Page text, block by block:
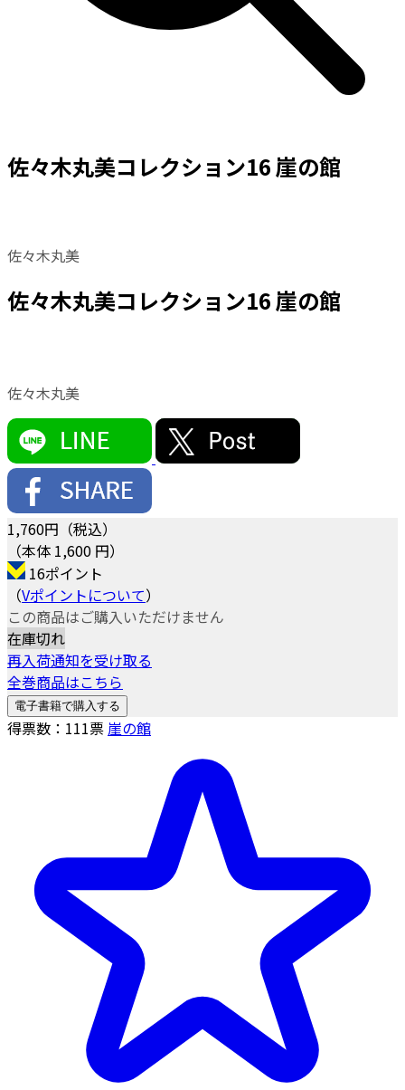
佐々木丸美コレクション16 崖の館
佐々木丸美
佐々木丸美コレクション16 崖の館
佐々木丸美
1,760円（税込）
（本体 1,600 円）
16ポイント
（Vポイントについて）
この商品はご購入いただけません
在庫切れ
再入荷通知を受け取る
全巻商品はこちら
電子書籍で購入する
得票数： 111票 崖の館